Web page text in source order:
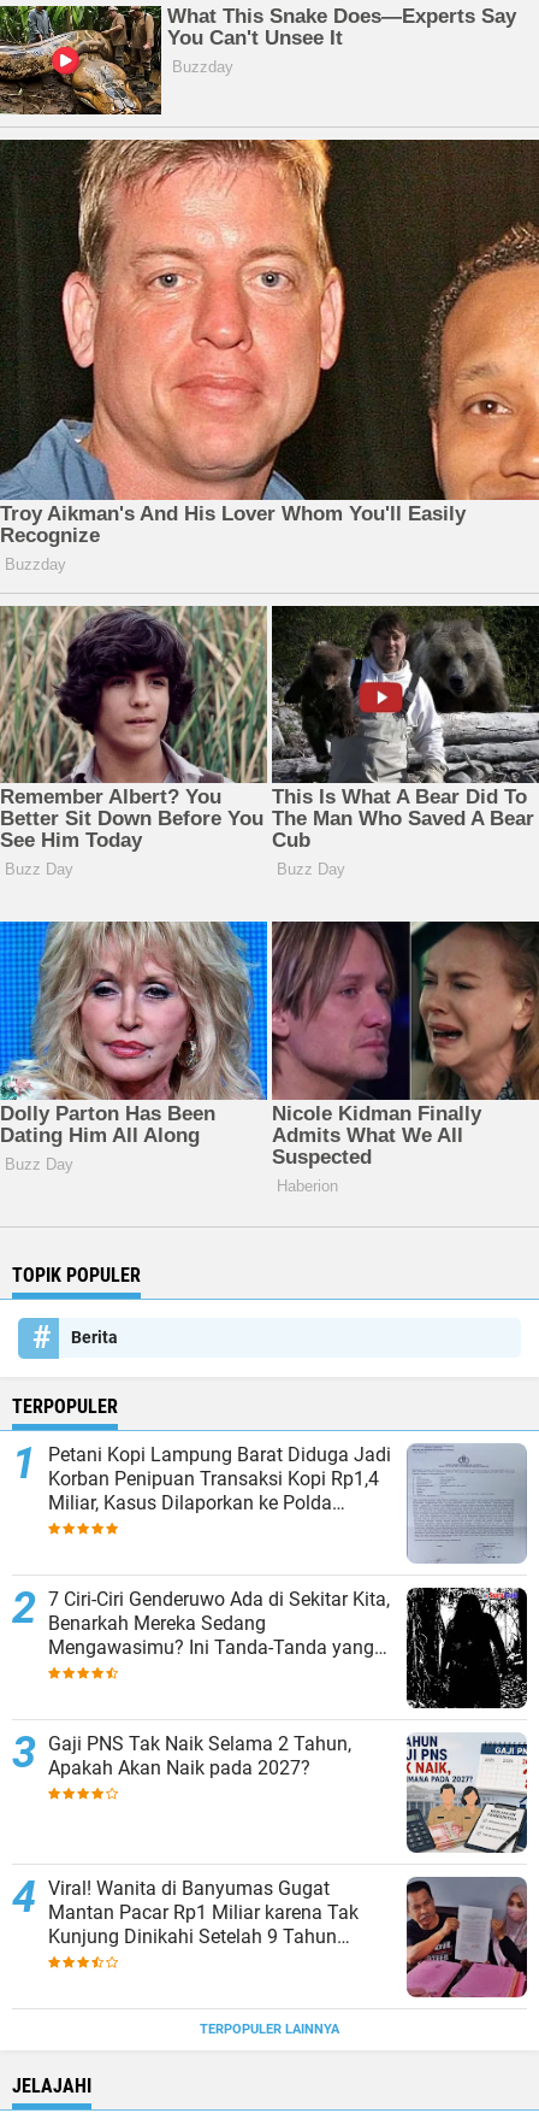
TOPIK POPULER
Berita
TERPOPULER
Petani Kopi Lampung Barat Diduga Jadi
Korban Penipuan Transaksi Kopi Rp1,4
Miliar, Kasus Dilaporkan ke Polda
Lampung
7 Ciri-Ciri Genderuwo Ada di Sekitar Kita,
Benarkah Mereka Sedang
Mengawasimu? Ini Tanda-Tanda yang
Sering Diabaikan
Gaji PNS Tak Naik Selama 2 Tahun,
Apakah Akan Naik pada 2027?
Viral! Wanita di Banyumas Gugat
Mantan Pacar Rp1 Miliar karena Tak
Kunjung Dinikahi Setelah 9 Tahun
Berpacaran
TERPOPULER LAINNYA
JELAJAHI